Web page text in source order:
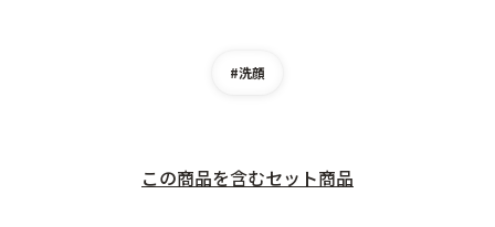
くすみ
#洗顔
この商品を含むセット商品​